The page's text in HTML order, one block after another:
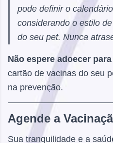
pode definir o
considerando o estilo
do seu pet. Nunca
Não espere adoecer
cartão de vacinas do seu
na prevenção.
Agende a
Sua tranquilidade e a